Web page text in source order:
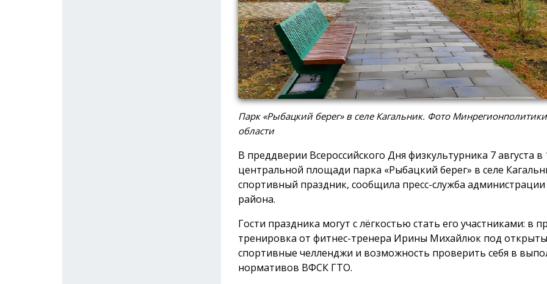
Парк «Рыбацкий берег» в селе Кагальник. Фото
области
В преддверии Всероссийского Дня физкультурника 7 августа в
центральной площади парка «Рыбацкий берег» в селе
спортивный праздник, сообщила пресс-служба администрации
района.
Гости праздника могут с лёгкостью стать его участниками: в
тренировка от фитнес-тренера Ирины Михайлюк под
спортивные челленджи и возможность проверить себя в
нормативов ВФСК ГТО.